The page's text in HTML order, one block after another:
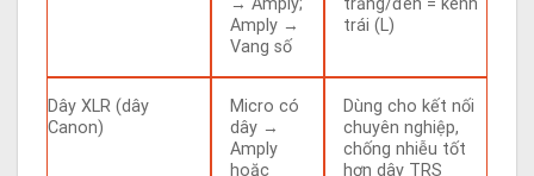
→ Amply;
Amply →
Vang số
trắng/đen = kênh
trái (L)
Dây XLR (dây
Canon)
Micro có
dây →
Amply
hoặc
Dùng cho kết nối
chuyên nghiệp,
chống nhiễu tốt
hơn dây TRS